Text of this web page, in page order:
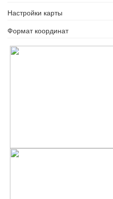
Настройки карты
Формат координат